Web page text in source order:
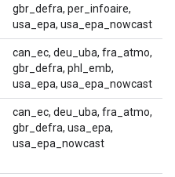
gbr_defra, per_infoaire,
usa_epa, usa_epa_nowcast
can_ec, deu_uba, fra_atmo,
gbr_defra, phl_emb,
usa_epa, usa_epa_nowcast
can_ec, deu_uba, fra_atmo,
gbr_defra, usa_epa,
usa_epa_nowcast